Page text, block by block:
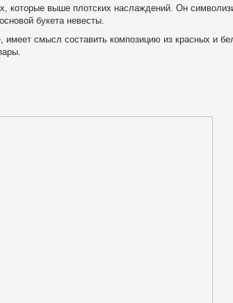
выше плотских наслаждений. Он
букета невесты.
смысл составить композицию из красных и